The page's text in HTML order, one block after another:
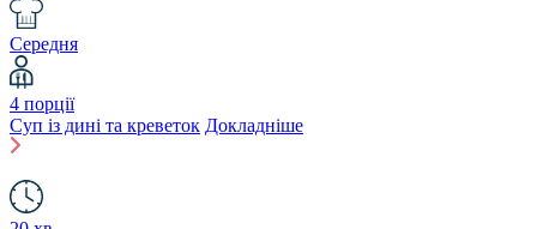
Середня
4 порції
Суп із дині та креветок Докладніше